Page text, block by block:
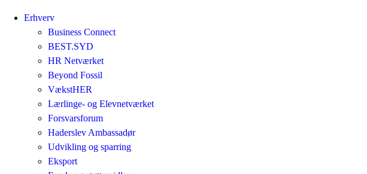
Erhverv
Business Connect
BEST.SYD
HR Netværket
Beyond Fossil
VækstHER
Lærlinge- og Elevnetværket
Forsvarsforum
Haderslev Ambassadør
Udvikling og sparring
Eksport